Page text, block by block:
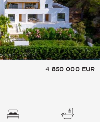
4 850 000 EUR